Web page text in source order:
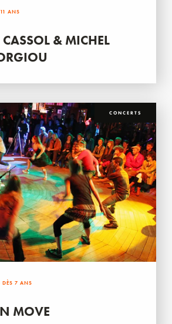
ANS
& MICHEL
CONCERTS
DÈS 7 ANS
MOVE